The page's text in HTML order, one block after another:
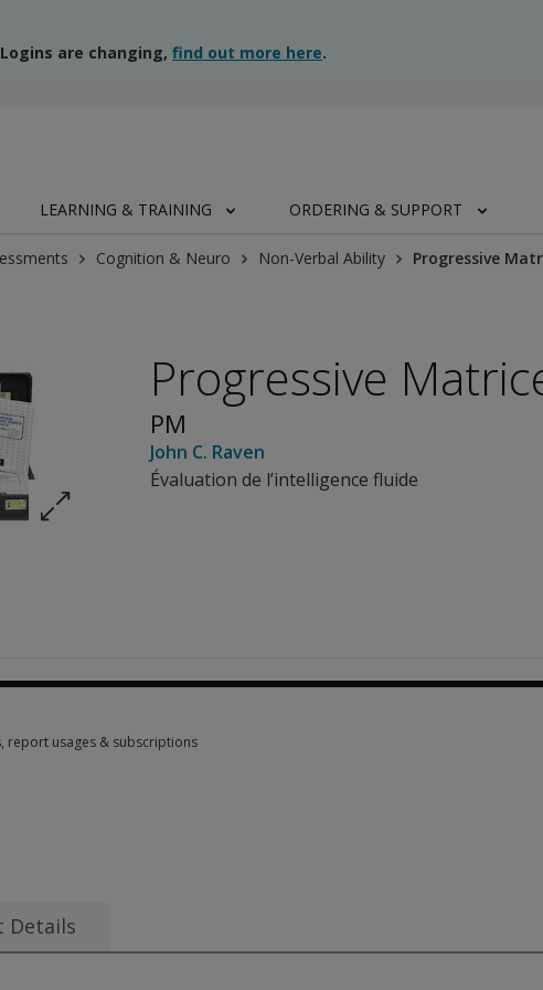
are changing, find out more here.
LEARNING & TRAINING ORDERING & SUPPORT
Cognition & Neuro Non-Verbal Ability Progressive
Progressive
PM
John C. Raven
Évaluation de l’intelligence fluide
report usages & subscriptions
Details